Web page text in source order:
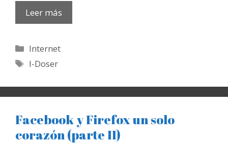
Leer más
Categorías
Internet
Etiquetas
I-Doser
Facebook y Firefox un solo
corazón (parte II)